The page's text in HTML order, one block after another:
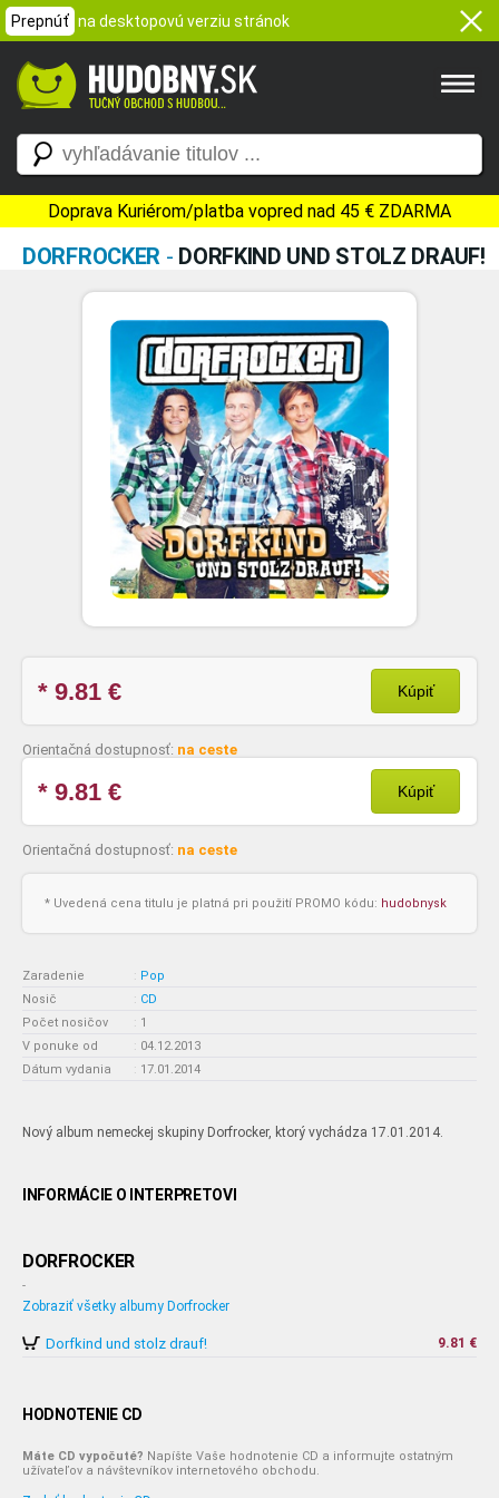
Prepnúť na desktopovú verziu stránok
Doprava Kuriérom/platba vopred nad 45 € ZDARMA
DORFROCKER - DORFKIND UND STOLZ DRAUF!
* 9.81 € Kúpiť
Orientačná dostupnosť: na ceste
* 9.81 € Kúpiť
Orientačná dostupnosť: na ceste
* Uvedená cena titulu je platná pri použití PROMO kódu: hudobnysk
Zaradenie : Pop
Nosič
: CD
Počet nosičov
: 1
V ponuke od
: 04.12.2013
Dátum vydania
: 17.01.2014
Nový album nemeckej skupiny Dorfrocker, ktorý vychádza 17.01.2014.
INFORMÁCIE O INTERPRETOVI
DORFROCKER
-
Zobraziť všetky albumy Dorfrocker
Dorfkind und stolz drauf! 9.81 €
HODNOTENIE CD
Máte CD vypočuté? Napíšte Vaše hodnotenie CD a informujte ostatným
užívateľov a návštevníkov internetového obchodu.